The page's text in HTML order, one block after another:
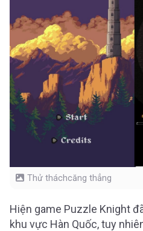
Thử tháchcăng thẳng
Hiện game Puzzle Knight
khu vực Hàn Quốc, tuy